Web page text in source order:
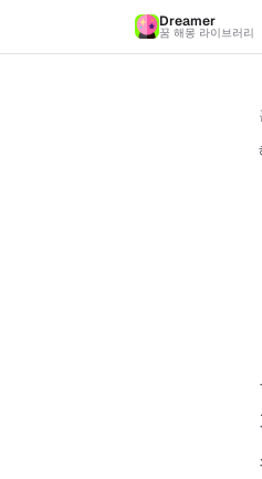
Dreamer
꿈 해몽 라이브러리